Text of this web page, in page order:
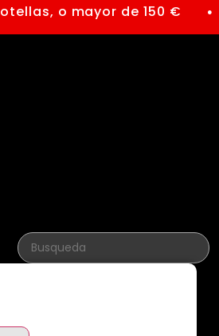
o mayor de 150 €